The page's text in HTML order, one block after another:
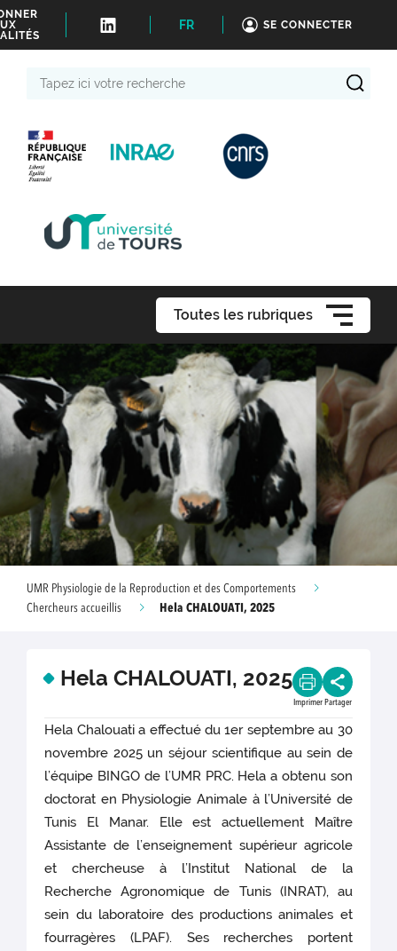
FR SE CONNECTER
Toutes les rubriques
UMR Physiologie de la Reproduction et des Comportements
Chercheurs accueillis
Hela CHALOUATI, 2025
Hela CHALOUATI, 2025
Imprimer Partager
Hela Chalouati a effectué du 1er septembre au 30
novembre 2025 un séjour scientifique au sein de
l’équipe BINGO de l’UMR PRC. Hela a obtenu son
doctorat en Physiologie Animale à l’Université de
Tunis El Manar. Elle est actuellement Maître
Assistante de l’enseignement supérieur agricole
et chercheuse à l’Institut National de la
Recherche Agronomique de Tunis (INRAT), au
sein du laboratoire des productions animales et
fourragères (LPAF). Ses recherches portent